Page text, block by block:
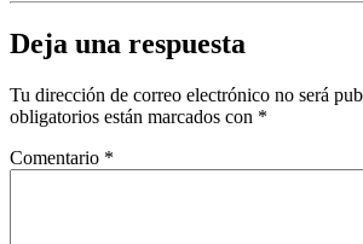
Deja una respuesta
Tu dirección de correo electrónico no será
obligatorios están marcados con *
Comentario *